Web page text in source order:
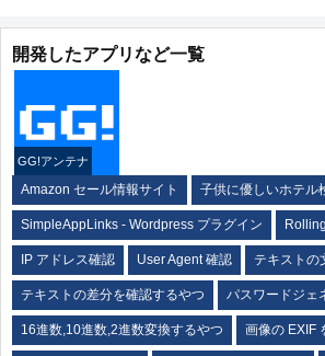
開発したアプリなど一覧
GG!アンテナ
Amazon セール情報サイト 子供に優しいホテル
SimpleAppLinks - Wordpress プラグイン
IP アドレス確認 User Agent 確認 テキストの
テキストの差分を確認するやつ パスワードジェ
16進数,10進数,2進数変換するやつ 画像の EXIF